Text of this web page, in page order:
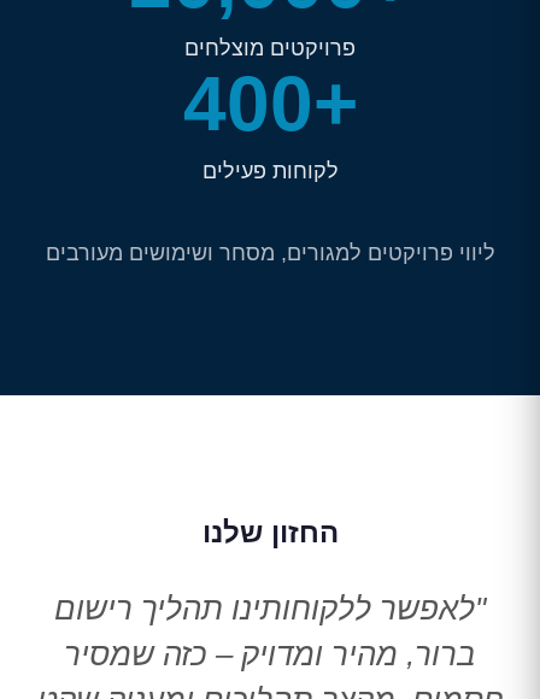
פרויקטים מוצלחים
400+
לקוחות פעילים
ליווי פרויקטים למגורים, מסחר ושימושים מעורבים
החזון שלנו
"לאפשר ללקוחותינו תהליך רישום
ברור, מהיר ומדויק – כזה שמסיר